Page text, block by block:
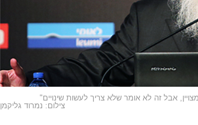
אבל זה לא אומר שלא צריך לעשות שינויים"
צילום: נמרוד גליקמן